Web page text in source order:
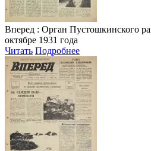
Вперед : Орган Пустошкинского
октябре 1931 года
Читать Подробнее